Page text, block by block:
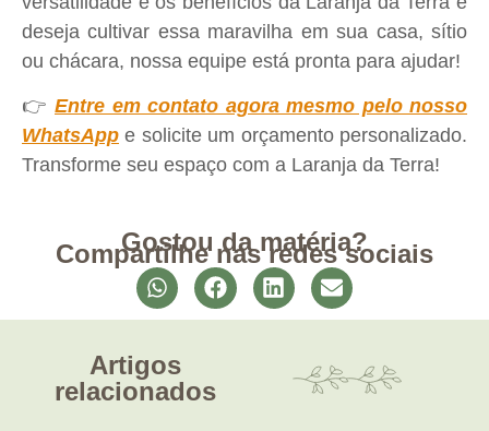
deseja cultivar essa maravilha em sua casa, sítio
ou chácara, nossa equipe está pronta para ajudar!
👉 Entre em contato agora mesmo pelo nosso
WhatsApp e solicite um orçamento personalizado.
Transforme seu espaço com a Laranja da Terra!
Gostou da matéria?
Compartilhe nas redes sociais
Artigos
relacionados